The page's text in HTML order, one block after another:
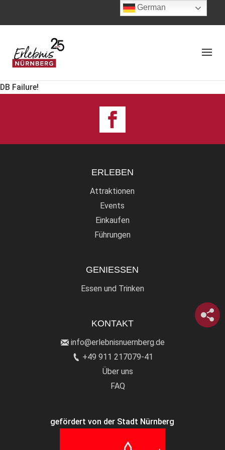
DB Failure!
ERLEBEN
Attraktionen
Events
Einkaufen
Führungen
GENIESSEN
Essen und Trinken
KONTAKT
info@erlebnisnuernberg.de
+49 911 217079-41
Über uns
FAQ
gefördert von der Stadt Nürnberg
German